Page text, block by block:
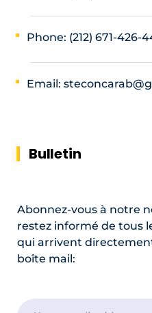
Phone: (212) 671-426-
Email:
Bulletin
Abonnez-vous à notre
restez informé de tous
qui arrivent
boîte mail: